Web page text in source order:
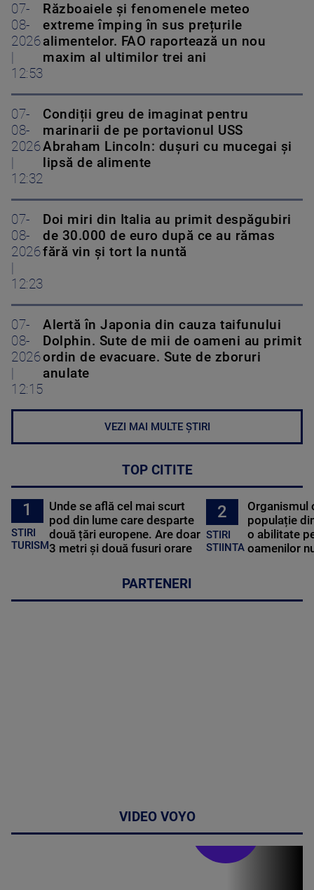
07-
08-
2026
12:53
Războaiele și fenomenele meteo
extreme împing în sus prețurile
alimentelor. FAO raportează un nou
maxim al ultimilor trei ani
07-
08-
2026
12:32
Condiții greu de imaginat pentru
marinarii de pe portavionul USS
Abraham Lincoln: dușuri cu mucegai și
lipsă de alimente
07-
08-
2026
12:23
Doi miri din Italia au primit despăgubiri
de 30.000 de euro după ce au rămas
fără vin și tort la nuntă
07-
08-
2026
12:15
Alertă în Japonia din cauza taifunului
Dolphin. Sute de mii de oameni au primit
ordin de evacuare. Sute de zboruri
anulate
VEZI MAI MULTE ȘTIRI
TOP CITITE
1
STIRI
TURISM
Unde se află cel mai scurt
pod din lume care desparte
două țări europene. Are doar
3 metri și două fusuri orare
2
STIRI
STIINTA
Organismul
populație
o abilitate
oamenilor
PARTENERI
VIDEO VOYO